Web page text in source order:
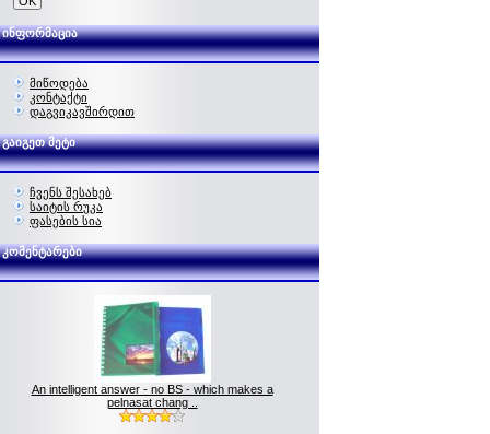
ინფორმაცია
მიწოდება
კონტაქტი
დაგვიკავშირდით
გაიგეთ მეტი
ჩვენს შესახებ
საიტის რუკა
ფასების სია
კომენტარები
An intelligent answer - no BS - which makes a
pelnasat chang ..